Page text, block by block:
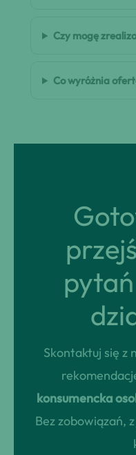
Czy mogę
Co wyróżnia
Skontaktuj się z
konsumencka
Bez zobowiązań,